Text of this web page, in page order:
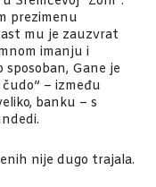
prezimenu
mu je zauzvrat
imanju i
Gane je
– između
banku – s
nije dugo trajala.